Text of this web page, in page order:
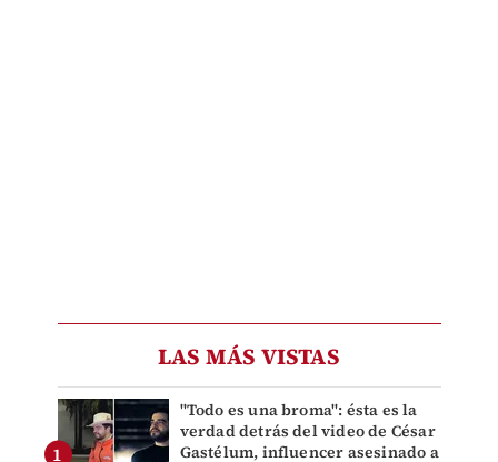
LAS MÁS VISTAS
"Todo es una broma": ésta es la
verdad detrás del video de César
Gastélum, influencer asesinado a